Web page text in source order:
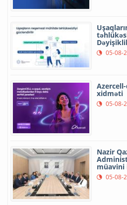
05-08-
xidməti
05-08-
Nazir
müavini
05-08-